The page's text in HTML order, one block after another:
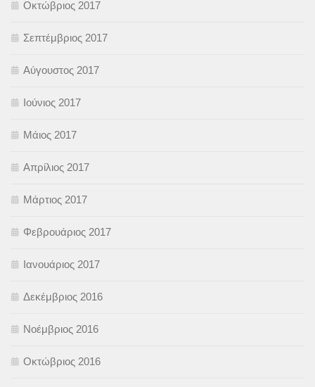
Οκτώβριος 2017
Σεπτέμβριος 2017
Αύγουστος 2017
Ιούνιος 2017
Μάιος 2017
Απρίλιος 2017
Μάρτιος 2017
Φεβρουάριος 2017
Ιανουάριος 2017
Δεκέμβριος 2016
Νοέμβριος 2016
Οκτώβριος 2016